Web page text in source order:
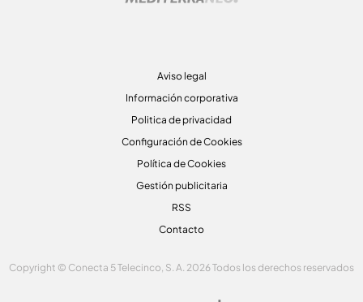
Aviso legal
Información corporativa
Politica de privacidad
Configuración de Cookies
Política de Cookies
Gestión publicitaria
RSS
Contacto
Copyright © Conecta 5 Telecinco, S. A. 2026 Todos los derechos reservados